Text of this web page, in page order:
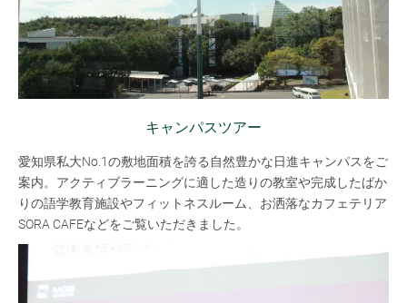
キャンパスツアー
愛知県私大No.1の敷地面積を誇る自然豊かな日進キャンパスをご
案内。アクティブラーニングに適した造りの教室や完成したばか
りの語学教育施設やフィットネスルーム、お洒落なカフェテリア
SORA CAFEなどをご覧いただきました。